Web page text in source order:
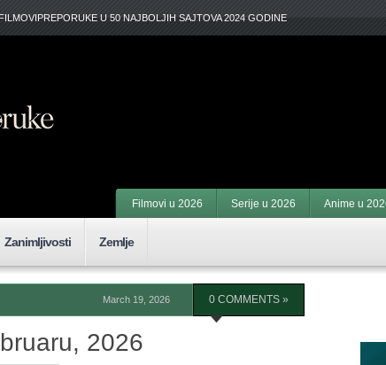
U 50 NAJBOLJIH SAJTOVA 2024 GODINE
Filmovi u 2026 Serije u 2026 Anime u
Zanimljivosti Zemlje
March 19, 2026 0 COMMENTS »
2026